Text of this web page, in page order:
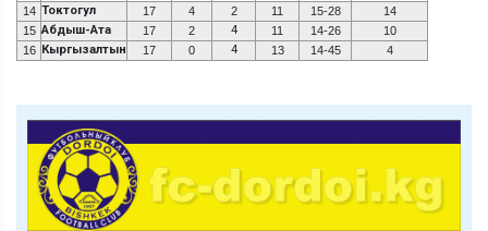
14 Токтогул 17 4 2 11 15-28
14
15 Абдыш-Ата 17 2 4 11 14-26
10
16
Кыргызалтын 17 0 4 13 14-45 4